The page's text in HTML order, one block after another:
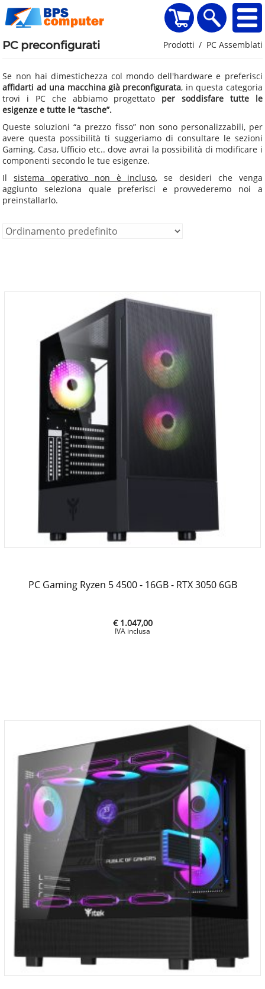
PC preconfigurati Prodotti PC Assemblati
Se non hai dimestichezza col mondo dell'hardware e preferisci
affidarti ad una macchina già preconfigurata, in questa categoria
trovi i PC che abbiamo progettato per soddisfare tutte le
esigenze e tutte le “tasche”.
Queste soluzioni “a prezzo fisso” non sono personalizzabili, per
avere questa possibilità ti suggeriamo di consultare le sezioni
Gaming, Casa, Ufficio etc.. dove avrai la possibilità di modificare i
componenti secondo le tue esigenze.
Ilsistema operativo non è incluso, se desideri che venga
aggiunto seleziona quale preferisci e provvederemo noi a
preinstallarlo.
PC Gaming Ryzen 5 4500 - 16GB - RTX 3050 6GB
€ 1.047,00
home Visualizza il
Ricerca